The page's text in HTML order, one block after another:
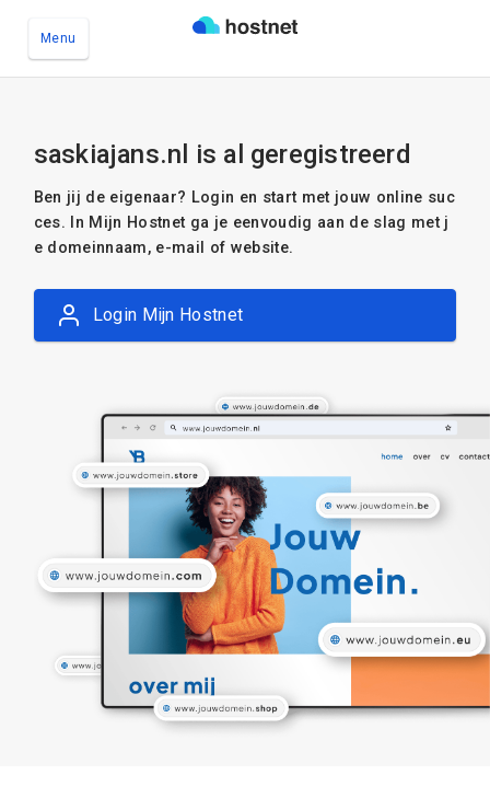
Menu
saskiajans.nl is al geregistreerd
Ben jij de eigenaar? Login en start met jouw online suc
ces. In Mijn Hostnet ga je eenvoudig aan de slag met j
e domeinnaam, e-mail of website.
Login Mijn Hostnet